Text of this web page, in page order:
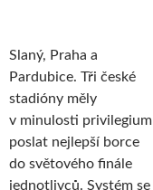
Slaný, Praha a
Pardubice. Tři české
stadióny měly
v minulosti privilegium
poslat nejlepší borce
do světového finále
jednotlivců. Systém se